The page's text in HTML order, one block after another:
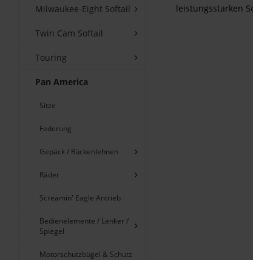
Milwaukee-Eight Softail
Twin Cam Softail
Touring
Pan America
Sitze
Federung
Gepäck / Rückenlehnen
Räder
Screamin' Eagle Antrieb
Bedienelemente / Lenker /
Spiegel
Motorschutzbügel & Schutz
leistungsstarken